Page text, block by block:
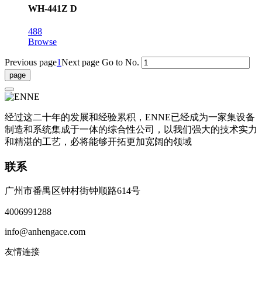
WH-441Z D
488
Browse
Previous page1Next page Go to No.
经过这二十年的发展和经验累积，ENNE已经成为一家集设备
制造和系统集成于一体的综合性公司，以我们强大的技术实力
和精湛的工艺，必将能够开拓更加宽阔的领域
联系
广州市番禺区钟村街钟顺路614号
4006991288
info@anhengace.com
友情连接